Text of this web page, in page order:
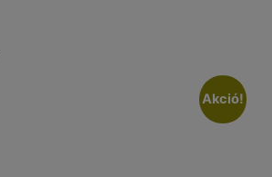
Akció!